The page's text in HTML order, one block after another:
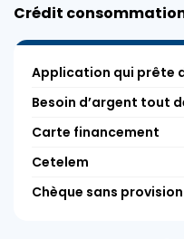
Crédit
Application qui prête
Besoin d’argent tout
Carte financement
Cetelem
Chèque sans provision